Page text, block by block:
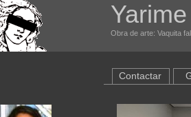
Obra de arte: Vaquita
Contactar